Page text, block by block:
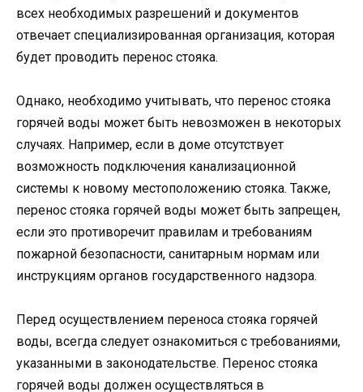
всех необходимых разрешений и документов
отвечает специализированная организация, которая
будет проводить перенос стояка.
Однако, необходимо учитывать, что перенос стояка
горячей воды может быть невозможен в некоторых
случаях. Например, если в доме отсутствует
возможность подключения канализационной
системы к новому местоположению стояка. Также,
перенос стояка горячей воды может быть запрещен,
если это противоречит правилам и требованиям
пожарной безопасности, санитарным нормам или
инструкциям органов государственного надзора.
Перед осуществлением переноса стояка горячей
воды, всегда следует ознакомиться с требованиями,
указанными в законодательстве. Перенос стояка
горячей воды должен осуществляться в